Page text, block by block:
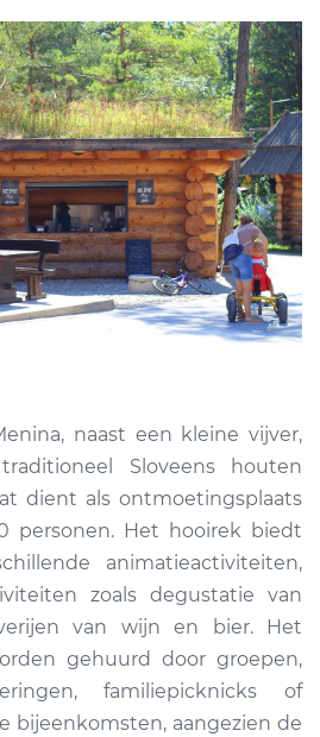
naast een kleine vijver,
Sloveens houten
dient als ontmoetingsplaats
personen. Het hooirek biedt
animatieactiviteiten,
zoals degustatie van
van wijn en bier. Het
gehuurd door groepen,
familiepicknicks of
bijeenkomsten, aangezien de